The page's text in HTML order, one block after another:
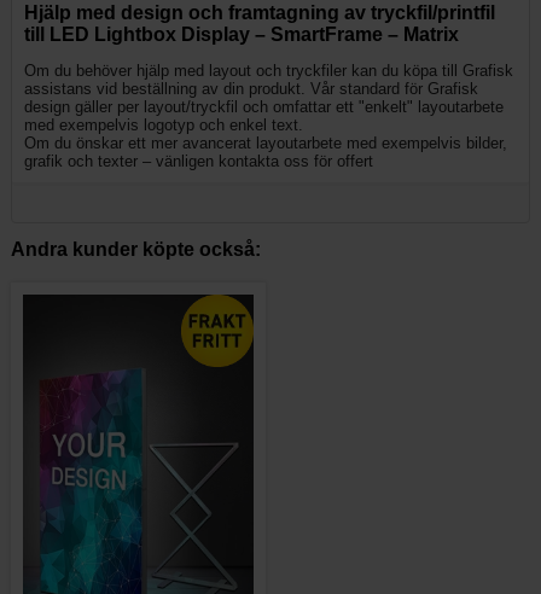
Hjälp med design och framtagning av tryckfil/printfil
till LED Lightbox Display – SmartFrame – Matrix
Om du behöver hjälp med layout och tryckfiler kan du köpa till Grafisk
assistans vid beställning av din produkt. Vår standard för Grafisk
design gäller per layout/tryckfil och omfattar ett "enkelt" layoutarbete
med exempelvis logotyp och enkel text.
Om du önskar ett mer avancerat layoutarbete med exempelvis bilder,
grafik och texter – vänligen kontakta oss för offert
Andra kunder köpte också: